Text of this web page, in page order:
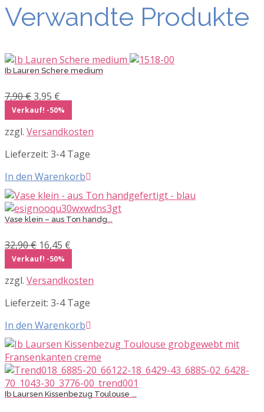
Verwandte Produkte
Ib Lauren Schere medium
7,90€Ursprünglicher
Preis
war:
7,90 €
3,95 €
Preis
ist:
3,95 €.
Verkauf! -50%
zzgl. Versandkosten
Lieferzeit: 3-4 Tage
In den Warenkorb
Vase klein – aus Ton handg...
32,90€ Ursprünglicher
Preis
war:
32,90 €
16,45 €
ist:
16,45 €.
Verkauf! -50%
zzgl. Versandkosten
Lieferzeit: 3-4 Tage
In den Warenkorb
Ib Laursen Kissenbezug Toulouse ...